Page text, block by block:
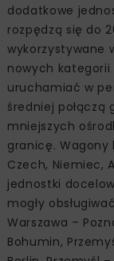
dodatkowe
rozpędzą się do
wykorzystywane
nowych kategorii
uruchamiać w
średniej połączą
mniejszych
granicę.
Czech, Niemiec,
jednostki
mogły
Warszawa –
Bohumin,